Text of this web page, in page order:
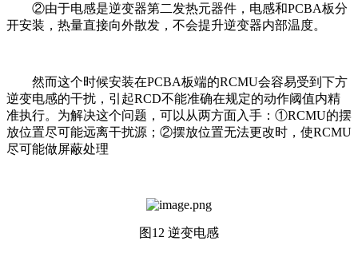
②由于电感是逆变器第二发热元器件，电感和PCBA板分
开安装，热量直接向外散发，不会提升逆变器内部温度。
然而这个时候安装在PCBA板端的RCMU会容易受到下方
逆变电感的干扰，引起RCD不能准确在规定的动作阈值内精
准执行。为解决这个问题，可以从两方面入手：①RCMU的摆
放位置尽可能远离干扰源；②摆放位置无法更改时，使RCMU
尽可能做屏蔽处理
图12 逆变电感